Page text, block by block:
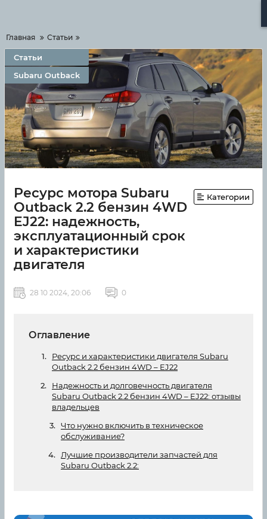
Главная Статьи
Статьи
Subaru Outback
Ресурс мотора Subaru
Outback 2.2 бензин 4WD
EJ22: надежность,
эксплуатационный срок
и характеристики
двигателя
Категории
28 10 2024, 20:06 0
Оглавление
Ресурс и характеристики двигателя Subaru
Outback 2.2 бензин 4WD – EJ22
Надежность и долговечность двигателя
Subaru Outback 2.2 бензин 4WD – EJ22: отзывы
владельцев
Что нужно включить в техническое
обслуживание?
Лучшие производители запчастей для
Subaru Outback 2.2: